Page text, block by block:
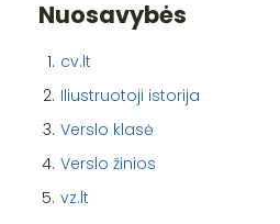
Nuosavybės
1. cv.lt
2. Iliustruotoji istorija
3. Verslo klasė
4. Verslo žinios
5. vz.lt